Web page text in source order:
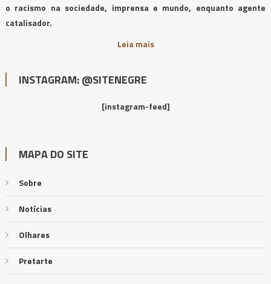
o racismo na sociedade, imprensa e mundo, enquanto agente
catalisador.
Leia mais
INSTAGRAM: @SITENEGRE
[instagram-feed]
MAPA DO SITE
Sobre
Notícias
Olhares
Pretarte